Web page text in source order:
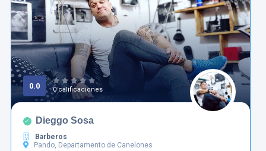
0.0 0 calificaciones
Dieggo Sosa
Barberos
Pando, Departamento de Canelones